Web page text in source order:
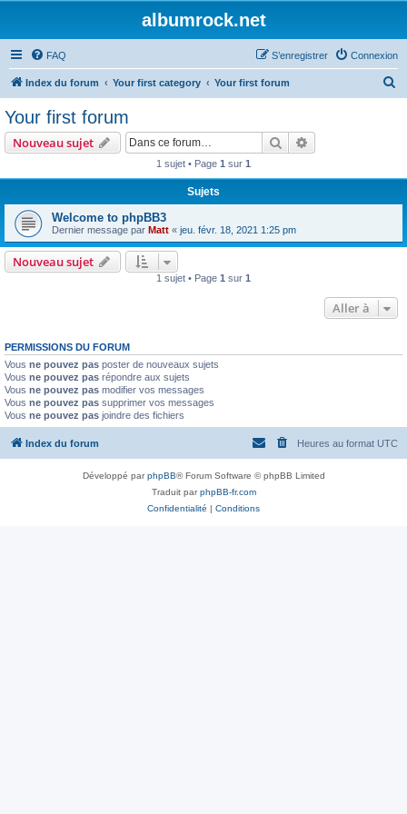
albumrock.net
FAQ Connexion
S’enregistrer
Index du forum Your first category Your first forum
Your first forum
Nouveau sujet Rechercher
1 sujet • Page 1 sur 1
Sujets
Welcome to phpBB3
Dernier message par Matt « jeu. févr. 18, 2021 1:25 pm
Nouveau sujet
1 sujet • Page 1 sur 1
Aller à
PERMISSIONS DU FORUM
Vous ne pouvez pas poster de nouveaux sujets
Vous ne pouvez pas répondre aux sujets
Vous ne pouvez pas modifier vos messages
Vous ne pouvez pas supprimer vos messages
Vous ne pouvez pas joindre des fichiers
Index du forum Heures au format UTC
Développé parphpBB® Forum Software © phpBB Limited
Traduit parphpBB-fr.com
Confidentialité | Conditions